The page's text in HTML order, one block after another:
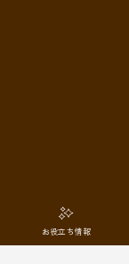
お役立ち情報